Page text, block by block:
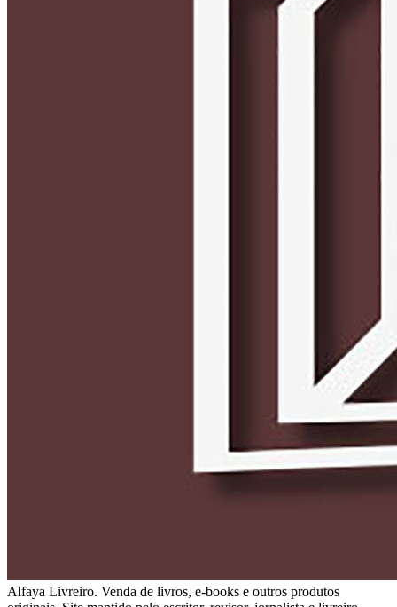
Alfaya Livreiro. Venda de livros, e-books e outros produtos